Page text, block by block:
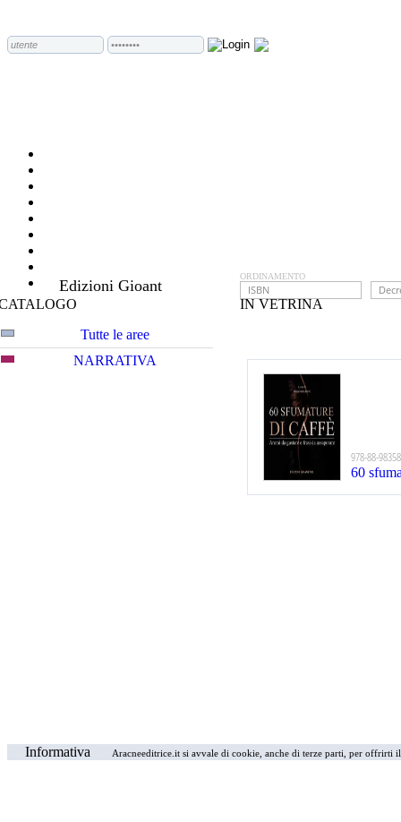
Edizioni Gioant
Tutte le aree
NARRATIVA
IN VETRINA
ORDINAMENTO
978-88-
60
Informativa Aracneeditrice.it si avvale di cookie, anche di terze parti, per